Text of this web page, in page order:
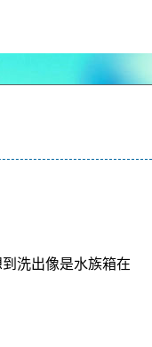
洗出像是水族箱在